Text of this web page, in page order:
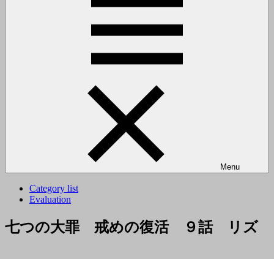
Menu
Category list
Evaluation
七つの大罪 戒めの復活 ９話 リズ